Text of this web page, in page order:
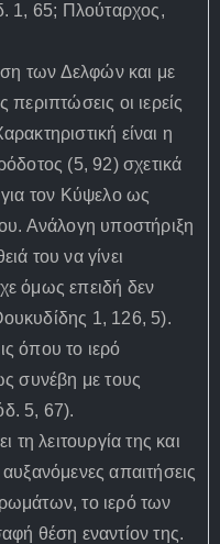
1, 65; Πλούταρχος,
των Δελφών και με
οι ιερείς
είναι η
(5, 92) σχετικά
τον Κύψελο ως
Ανάλογη υποστήριξη
του να γίνει
όμως επειδή δεν
1, 126, 5).
όπου το ιερό
συνέβη με τους
5, 67).
τη λειτουργία της και
απαιτήσεις
το ιερό των
θέση εναντίον της.